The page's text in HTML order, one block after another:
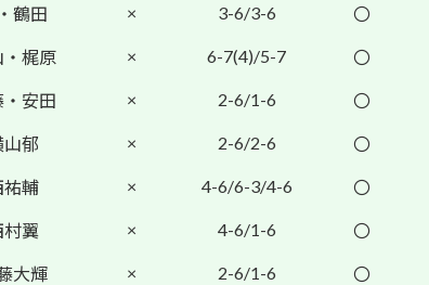
鶴田 × 3-6/3-6 〇
・梶原 × 6-7(4)/5-7 〇
・安田 × 2-6/1-6 〇
山郁 × 2-6/2-6 〇
祐輔 × 4-6/6-3/4-6 〇
村翼 × 4-6/1-6 〇
大輝 × 2-6/1-6 〇